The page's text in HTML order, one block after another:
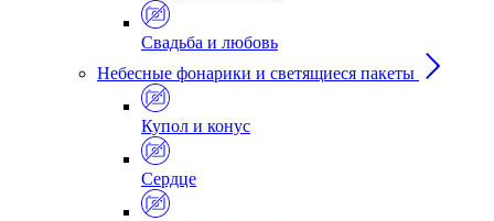
Свадьба и любовь
Небесные фонарики и светящиеся пакеты
Купол и конус
Сердце